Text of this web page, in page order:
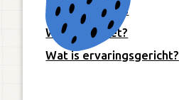
Onze 10 pijlers
Wat is Freinet?
Wat is ervaringsgericht?